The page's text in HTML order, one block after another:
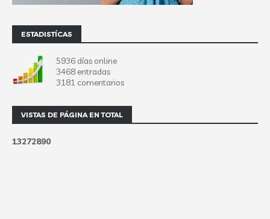
ESTADISTÍCAS
5936 días online
3468 entradas
3181 comentarios
VISTAS DE PÁGINA EN TOTAL
13272890